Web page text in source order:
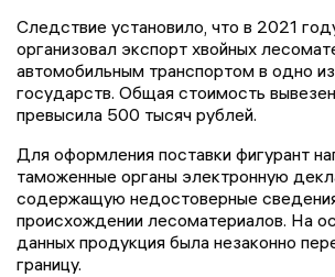
Следствие установило, что в 2021
организовал экспорт хвойных
автомобильным транспортом в одно
государств. Общая стоимость
превысила 500 тысяч рублей.
Для оформления поставки фигурант
таможенные органы электронную
содержащую недостоверные
происхождении лесоматериалов. На
данных продукция была незаконно
границу.